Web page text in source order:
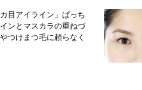
目アイライン」ぱっち
ンとマスカラの重ねづ
つけまつ毛に頼らなく